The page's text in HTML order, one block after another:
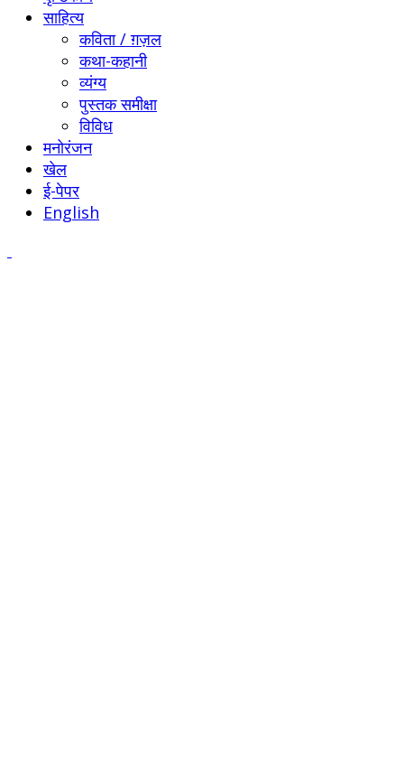
साहित्य
कविता / ग़ज़ल
कथा-कहानी
व्यंग्य
पुस्तक समीक्षा
विविध
मनोरंजन
खेल
ई-पेपर
English